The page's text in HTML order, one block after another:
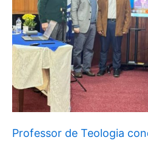
Professor de Teologia